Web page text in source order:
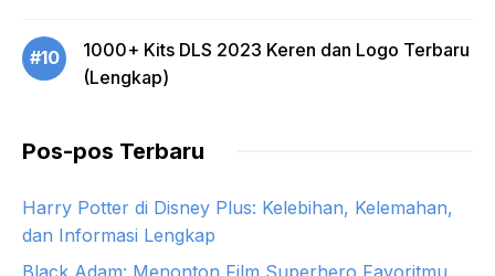
#10
1000+ Kits DLS 2023 Keren dan Logo Terbaru
(Lengkap)
Pos-pos Terbaru
Harry Potter di Disney Plus: Kelebihan, Kelemahan,
dan Informasi Lengkap
Black Adam: Menonton Film Superhero Favoritmu